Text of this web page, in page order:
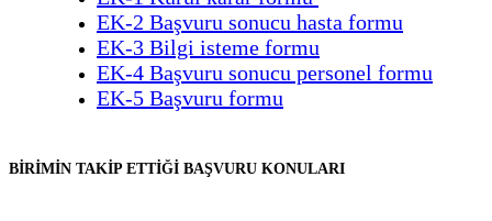
EK-2 Başvuru sonucu hasta formu
EK-3 Bilgi isteme formu
EK-4 Başvuru sonucu personel formu
EK-5 Başvuru formu
BİRİMİN TAKİP ETTİĞİ BAŞVURU KONULARI